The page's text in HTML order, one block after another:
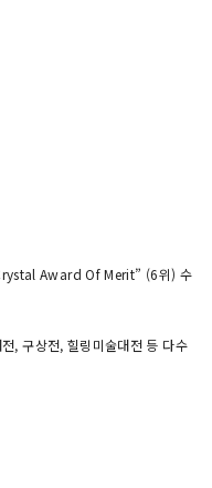
Award Of Merit” (6위) 수
, 구상전, 힐링미술대전 등 다수